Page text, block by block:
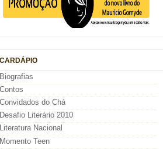
CARDÁPIO
Biografias
Contos
Convidados do Chá
Desafio Literário 2010
Literatura Nacional
Momento Teen